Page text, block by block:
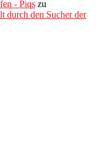
- Piqs zu
durch den Sucher der